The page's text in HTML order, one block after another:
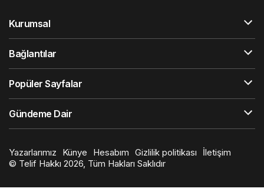
Kurumsal
Bağlantılar
Popüler Sayfalar
Gündeme Dair
Yazarlarımız Künye Hesabım Gizlilik politikası
İletişim
© Telif Hakkı 2026, Tüm Hakları Saklıdır